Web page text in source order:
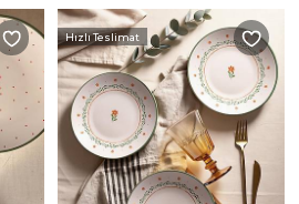
Hızlı Teslimat